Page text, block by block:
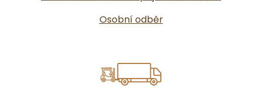
Osobní odběr